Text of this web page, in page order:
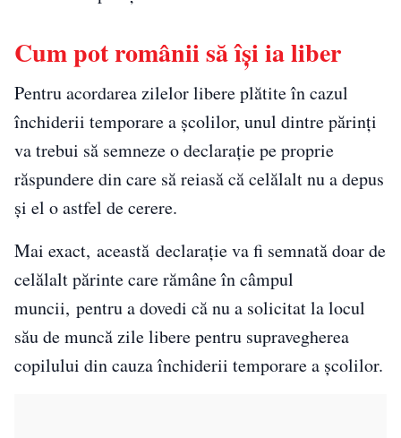
Cum pot românii să își ia liber
Pentru acordarea zilelor libere plătite în cazul
închiderii temporare a școlilor, unul dintre părinți
va trebui să semneze o declarație pe proprie
răspundere din care să reiasă că celălalt nu a depus
și el o astfel de cerere.
Mai exact, această declarație va fi semnată doar de
celălalt părinte care rămâne în câmpul
muncii, pentru a dovedi că nu a solicitat la locul
său de muncă zile libere pentru supravegherea
copilului din cauza închiderii temporare a școlilor.